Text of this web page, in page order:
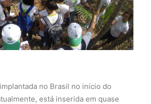
no Brasil no início do
está inserida em quase